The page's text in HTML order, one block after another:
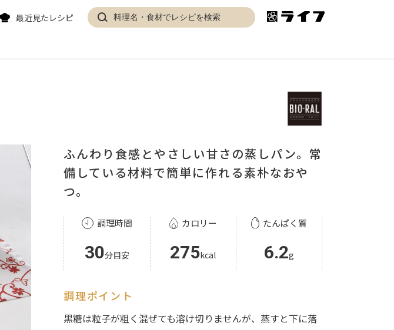
最近見たレシピ
ふんわり食感とやさしい甘さの蒸しパン。常
備している材料で簡単に作れる素朴なおや
つ。
調理時間
30分目安
カロリー
275kcal
たんぱく質
6.2g
調理ポイント
黒糖は粒子が粗く混ぜても溶け切りませんが、蒸すと下に落